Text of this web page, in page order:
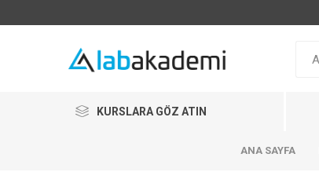
KURSLARA GÖZ ATIN
ANA SAYFA